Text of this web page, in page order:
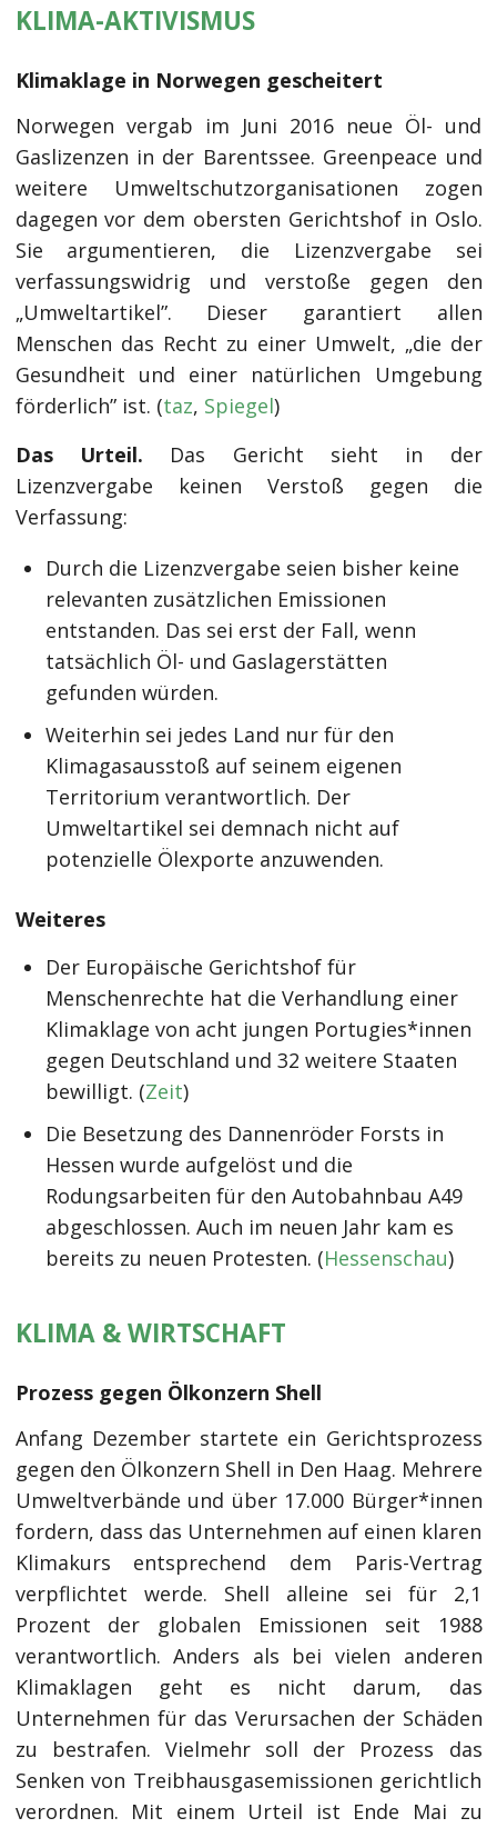
KLIMA-AKTIVISMUS
Klimaklage in Norwegen gescheitert
Norwegen vergab im Juni 2016 neue Öl- und
Gaslizenzen in der Barentssee. Greenpeace und
weitere Umweltschutzorganisationen zogen
dagegen vor dem obersten Gerichtshof in Oslo.
Sie argumentieren, die Lizenzvergabe sei
verfassungswidrig und verstoße gegen den
„Umweltartikel”. Dieser garantiert allen
Menschen das Recht zu einer Umwelt, „die der
Gesundheit und einer natürlichen Umgebung
förderlich” ist. (taz, Spiegel)
Das Urteil. Das Gericht sieht in der
Lizenzvergabe keinen Verstoß gegen die
Verfassung:
Durch die Lizenzvergabe seien bisher keine
relevanten zusätzlichen Emissionen
entstanden. Das sei erst der Fall, wenn
tatsächlich Öl- und Gaslagerstätten
gefunden würden.
Weiterhin sei jedes Land nur für den
Klimagasausstoß auf seinem eigenen
Territorium verantwortlich. Der
Umweltartikel sei demnach nicht auf
potenzielle Ölexporte anzuwenden.
Weiteres
Der Europäische Gerichtshof für
Menschenrechte hat die Verhandlung einer
Klimaklage von acht jungen Portugies*innen
gegen Deutschland und 32 weitere Staaten
bewilligt. (Zeit)
Die Besetzung des Dannenröder Forsts in
Hessen wurde aufgelöst und die
Rodungsarbeiten für den Autobahnbau A49
abgeschlossen. Auch im neuen Jahr kam es
bereits zu neuen Protesten. (Hessenschau)
KLIMA & WIRTSCHAFT
Prozess gegen Ölkonzern Shell
Anfang Dezember startete ein Gerichtsprozess
gegen den Ölkonzern Shell in Den Haag. Mehrere
Umweltverbände und über 17.000 Bürger*innen
fordern, dass das Unternehmen auf einen klaren
Klimakurs entsprechend dem Paris-Vertrag
verpflichtet werde. Shell alleine sei für 2,1
Prozent der globalen Emissionen seit 1988
verantwortlich. Anders als bei vielen anderen
Klimaklagen geht es nicht darum, das
Unternehmen für das Verursachen der Schäden
zu bestrafen. Vielmehr soll der Prozess das
Senken von Treibhausgasemissionen gerichtlich
verordnen. Mit einem Urteil ist Ende Mai zu